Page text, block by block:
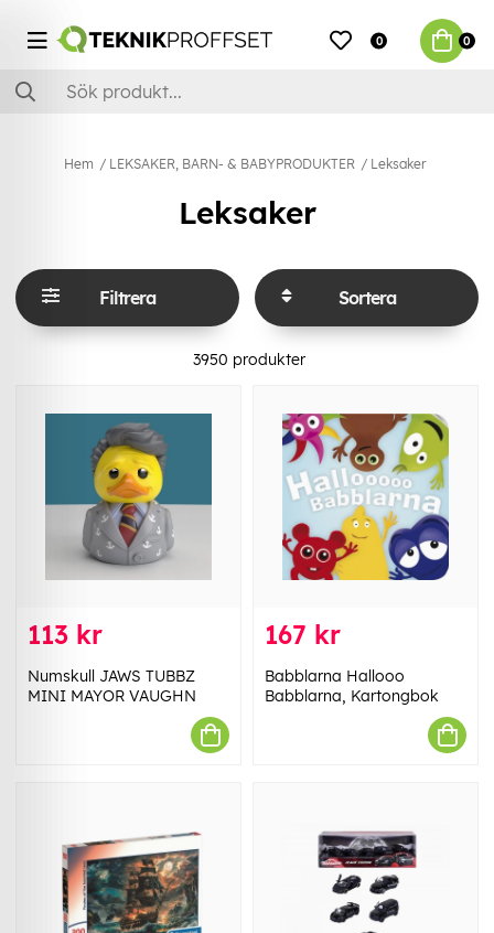
0 0
Hem LEKSAKER, BARN- & BABYPRODUKTER Leksaker
Leksaker
Filtrera Sortera
3950 produkter
113 kr
Numskull JAWS TUBBZ
MINI MAYOR VAUGHN
167 kr
Babblarna Hallooo
Babblarna, Kartongbok